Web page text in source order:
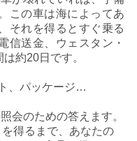
この車は海によってあ
それを得るとすぐ乗る
信送金、ウェスタン・
約20日です。
、パッケージ…
会のための答えます。
得るまで、あなたの